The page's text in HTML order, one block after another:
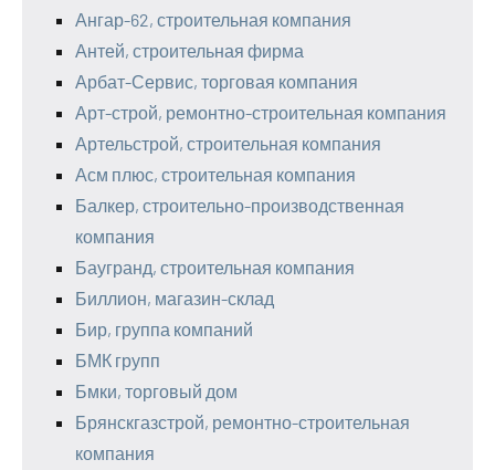
Ангар-62, строительная компания
Антей, строительная фирма
Арбат-Сервис, торговая компания
Арт-строй, ремонтно-строительная компания
Артельстрой, строительная компания
Асм плюс, строительная компания
Балкер, строительно-производственная
компания
Баугранд, строительная компания
Биллион, магазин-склад
Бир, группа компаний
БМК групп
Бмки, торговый дом
Брянскгазстрой, ремонтно-строительная
компания